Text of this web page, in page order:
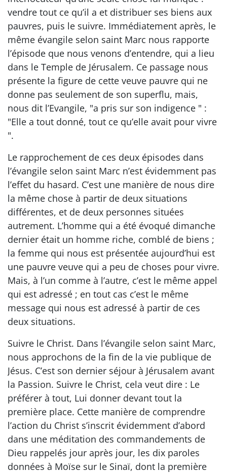
vendre tout ce qu’il a et distribuer ses biens aux
pauvres, puis le suivre. Immédiatement après, le
même évangile selon saint Marc nous rapporte
l’épisode que nous venons d’entendre, qui a lieu
dans le Temple de Jérusalem. Ce passage nous
présente la figure de cette veuve pauvre qui ne
donne pas seulement de son superflu, mais,
nous dit l’Evangile, "a pris sur son indigence " :
"Elle a tout donné, tout ce qu’elle avait pour vivre
".
Le rapprochement de ces deux épisodes dans
l’évangile selon saint Marc n’est évidemment pas
l’effet du hasard. C’est une manière de nous dire
la même chose à partir de deux situations
différentes, et de deux personnes situées
autrement. L’homme qui a été évoqué dimanche
dernier était un homme riche, comblé de biens ;
la femme qui nous est présentée aujourd’hui est
une pauvre veuve qui a peu de choses pour vivre.
Mais, à l’un comme à l’autre, c’est le même appel
qui est adressé ; en tout cas c’est le même
message qui nous est adressé à partir de ces
deux situations.
Suivre le Christ. Dans l’évangile selon saint Marc,
nous approchons de la fin de la vie publique de
Jésus. C’est son dernier séjour à Jérusalem avant
la Passion. Suivre le Christ, cela veut dire : Le
préférer à tout, Lui donner devant tout la
première place. Cette manière de comprendre
l’action du Christ s’inscrit évidemment d’abord
dans une méditation des commandements de
Dieu rappelés jour après jour, les dix paroles
données à Moïse sur le Sinaï, dont la première